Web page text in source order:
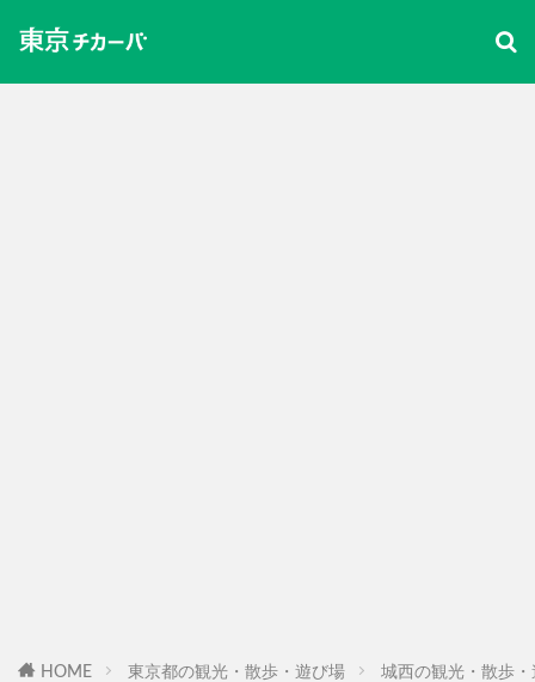
HOME 東京都の観光・散歩・遊び場 城西の観光・散歩